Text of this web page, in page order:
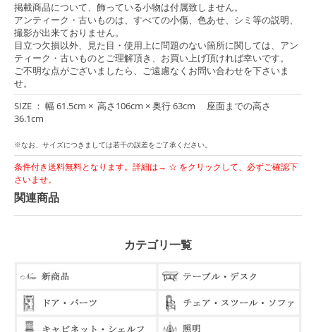
掲載商品について、飾っている小物は付属致しません。
アンティーク・古いものは、すべての小傷、色あせ、シミ等の説明、
撮影が出来ておりません。
目立つ欠損以外、見た目・使用上に問題のない箇所に関しては、アン
ティーク・古いものとご理解頂き、お買い上げ頂ければ幸いです。
ご不明な点がございましたら、ご遠慮なくお問い合わせを下さいま
せ。
SIZE ： 幅 61.5cm × 高さ106cm × 奥行 63cm 座面までの高さ
36.1cm
※なお、サイズにつきましては若干の誤差をご了承ください。
条件付き送料無料となります。詳細は→ ☆ をクリックして、必ずご確認下
さいませ。
関連商品
カテゴリ一覧